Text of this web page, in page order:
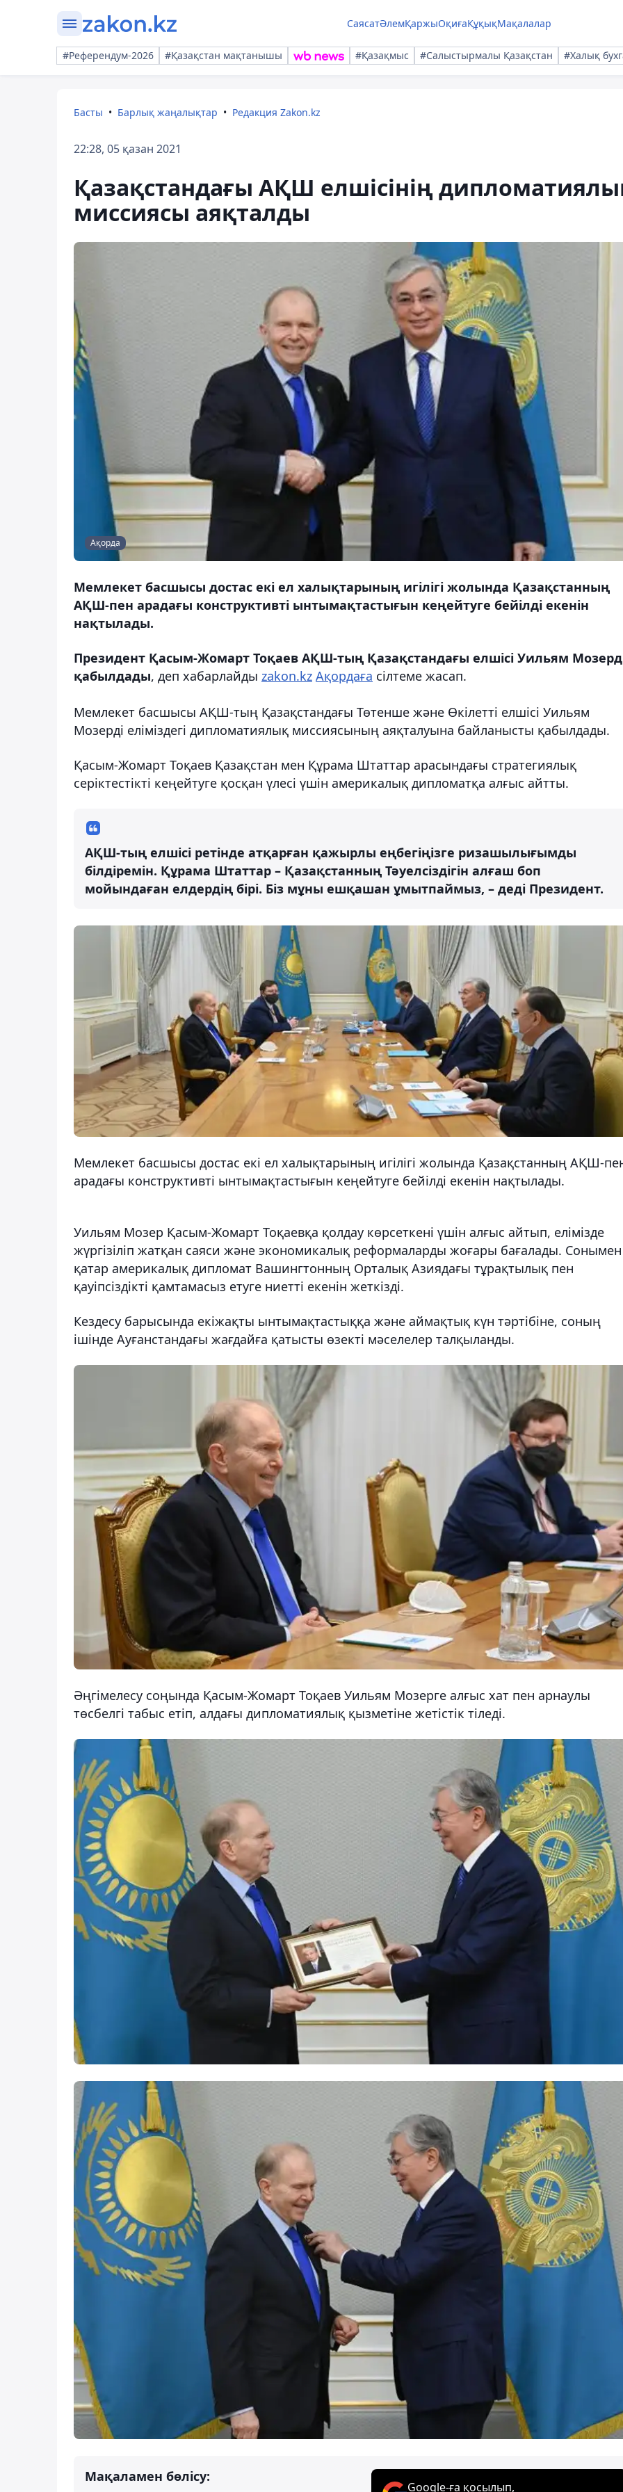
СаясатӘлемҚаржыОқиғаҚұқықМақалалар
#Референдум-2026 #Қазақстан мақтанышы #Қазақмыс #Салыстырмалы Қазақстан #Халық
Басты Барлық жаңалықтар Редакция Zakon.kz
22:28, 05 қазан 2021
Қазақстандағы АҚШ елшісінің
миссиясы аяқталды
Ақорда
Мемлекет басшысы достас екі ел халықтарының игілігі жолында Қазақстанның
АҚШ-пен арадағы конструктивті ынтымақтастығын кеңейтуге бейілді екенін
нақтылады.
Президент Қасым-Жомарт Тоқаев АҚШ-тың Қазақстандағы елшісі Уильям
қабылдады, деп хабарлайды zakon.kz Ақордаға сілтеме жасап.
Мемлекет басшысы АҚШ-тың Қазақстандағы Төтенше және Өкілетті елшісі Уильям
Мозерді еліміздегі дипломатиялық миссиясының аяқталуына байланысты қабылдады.
Қасым-Жомарт Тоқаев Қазақстан мен Құрама Штаттар арасындағы стратегиялық
серіктестікті кеңейтуге қосқан үлесі үшін америкалық дипломатқа алғыс айтты.
АҚШ-тың елшісі ретінде атқарған қажырлы еңбегіңізге ризашылығымды
білдіремін. Құрама Штаттар – Қазақстанның Тәуелсіздігін алғаш боп
мойындаған елдердің бірі. Біз мұны ешқашан ұмытпаймыз, – деді Президент.
Мемлекет басшысы достас екі ел халықтарының игілігі жолында Қазақстанның АҚШ-
арадағы конструктивті ынтымақтастығын кеңейтуге бейілді екенін нақтылады.
Уильям Мозер Қасым-Жомарт Тоқаевқа қолдау көрсеткені үшін алғыс айтып, елімізде
жүргізіліп жатқан саяси және экономикалық реформаларды жоғары бағалады. Сонымен
қатар америкалық дипломат Вашингтонның Орталық Азиядағы тұрақтылық пен
қауіпсіздікті қамтамасыз етуге ниетті екенін жеткізді.
Кездесу барысында екіжақты ынтымақтастыққа және аймақтық күн тәртібіне, соның
ішінде Ауғанстандағы жағдайға қатысты өзекті мәселелер талқыланды.
Әңгімелесу соңында Қасым-Жомарт Тоқаев Уильям Мозерге алғыс хат пен арнаулы
төсбелгі табыс етіп, алдағы дипломатиялық қызметіне жетістік тіледі.
Мақаламен бөлісу:
Google-ға қосылып,